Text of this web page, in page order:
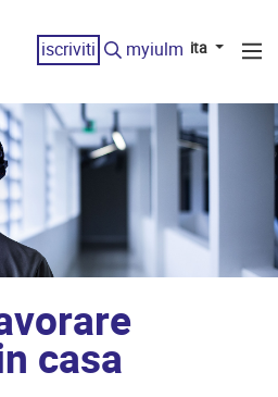
iscriviti myiulm ita
casa